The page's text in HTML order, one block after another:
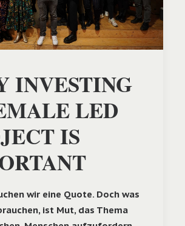
INVESTING
LED
IS
wir eine Quote. Doch was
ist Mut, das Thema